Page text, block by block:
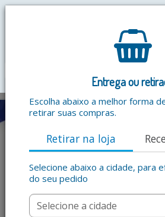
Entrega ou
Escolha abaixo a melhor forma
retirar suas compras.
Retirar na loja
Selecione abaixo a cidade, para
do seu pedido